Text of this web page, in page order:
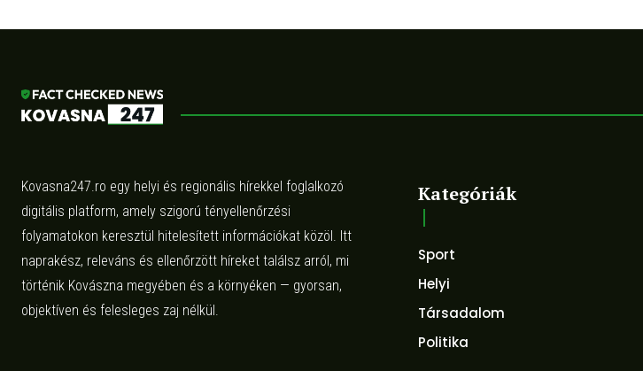
Kovasna247.ro egy helyi és regionális hírekkel foglalkozó
digitális platform, amely szigorú tényellenőrzési
folyamatokon keresztül hitelesített információkat közöl. Itt
naprakész, releváns és ellenőrzött híreket találsz arról, mi
történik Kovászna megyében és a környéken — gyorsan,
objektíven és felesleges zaj nélkül.
Kategóriák
Sport
Helyi
Társadalom
Politika